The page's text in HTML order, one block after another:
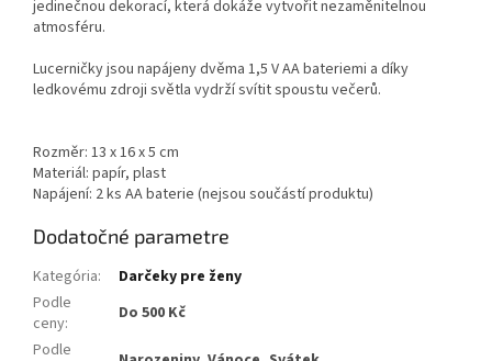
jedinečnou dekorací, která dokáže vytvořit nezaměnitelnou
atmosféru.
Lucerničky jsou napájeny dvěma 1,5 V AA bateriemi a díky
ledkovému zdroji světla vydrží svítit spoustu večerů.
Rozměr: 13 x 16 x 5 cm
Materiál: papír, plast
Napájení: 2 ks AA baterie (nejsou součástí produktu)
Dodatočné parametre
Kategória:
Darčeky pre ženy
Podle
ceny:
Do 500 Kč
Podle